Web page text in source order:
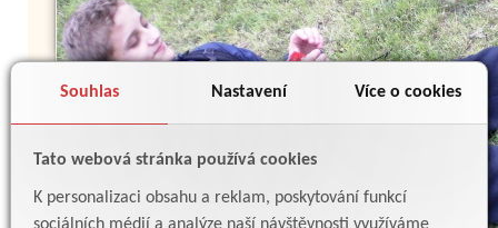
Souhlas Nastavení Více o cookies
Tato webová stránka používá cookies
K personalizaci obsahu a reklam, poskytování funkcí